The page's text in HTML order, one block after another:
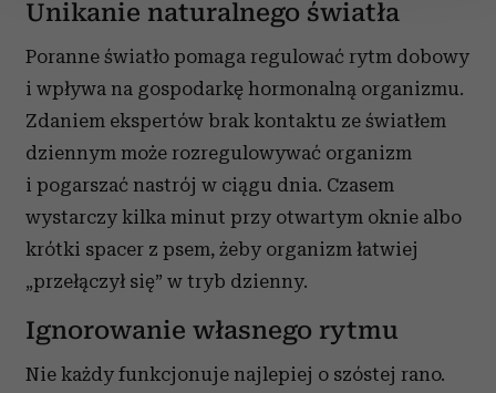
Wykorzystujemy pliki cookie do spersonalizowania treści
i reklam, aby oferować funkcje społecznościowe i
analizować ruch w naszej witrynie. Informacje o tym, jak
korzystasz z naszej witryny, udostępniamy partnerom
Partnerzy mogą połączyć te informacje z innymi danymi
otrzymanymi od Ciebie lub uzyskanymi podczas
korzystania z ich usług.
Unikanie naturalnego światła
Poranne światło pomaga regulować rytm dobowy
i wpływa na gospodarkę hormonalną organizmu.
Zdaniem ekspertów brak kontaktu ze światłem
dziennym może rozregulowywać organizm
i pogarszać nastrój w ciągu dnia. Czasem
wystarczy kilka minut przy otwartym oknie albo
krótki spacer z psem, żeby organizm łatwiej
„przełączył się” w tryb dzienny.
Ignorowanie własnego rytmu
Nie każdy funkcjonuje najlepiej o szóstej rano.